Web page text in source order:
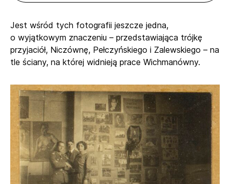
Jest wśród tych fotografii jeszcze jedna,
o wyjątkowym znaczeniu – przedstawiająca trójkę
przyjaciół, Niczównę, Pełczyńskiego i Zalewskiego – na
tle ściany, na której widnieją prace Wichmanówny.